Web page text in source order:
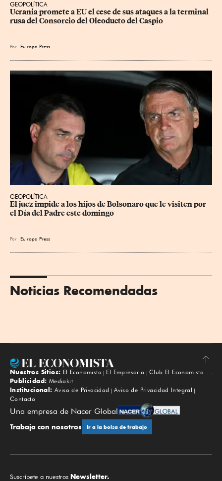
GEOPOLÍTICA
Ucrania promete a EU el cese de sus ataques a la terminal
rusa del Consorcio del Oleoducto del Caspio
Por Eu ropa Press
GEOPOLÍTICA
El juez impide a los hijos de Bolsonaro que le visiten por
el Día del Padre este domingo
Por Eu ropa Press
Noticias Recomendadas
Subir
Nuestros Sitios: El Economista El Empresario
Club El Economista
Publicidad: Mediakit
Institucional: Aviso de Privacidad
Aviso de Privacidad Integral
Contacto
Una empresa de Nacer Global
Trabaja con nosotros Ir a la bolsa de trabajo
Suscríbete a nuestros Newsletter.